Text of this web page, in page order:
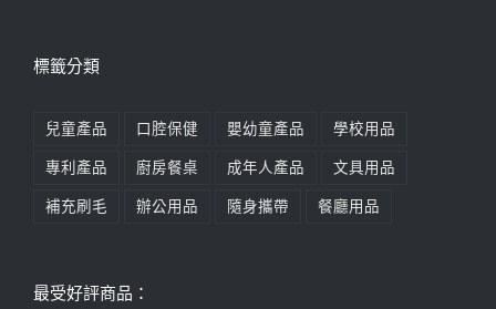
標籤分類
兒童產品 口腔保健 嬰幼童產品 學校用品
專利產品 廚房餐桌 成年人產品 文具用品
補充刷毛 辦公用品 隨身攜帶 餐廳用品
最受好評商品：